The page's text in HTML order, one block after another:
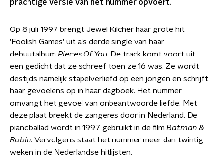
prachtige versie van het nummer opvoert.
Op 8 juli 1997 brengt Jewel Kilcher haar grote hit
'Foolish Games' uit als derde single van haar
debuutalbum Pieces Of You. De track komt voort uit
een gedicht dat ze schreef toen ze 16 was. Ze wordt
destijds namelijk stapelverliefd op een jongen en schrijft
haar gevoelens op in haar dagboek. Het nummer
omvangt het gevoel van onbeantwoorde liefde. Met
deze plaat breekt de zangeres door in Nederland. De
pianoballad wordt in 1997 gebruikt in de film Batman &
Robin. Vervolgens staat het nummer meer dan twintig
weken in de Nederlandse hitlijsten.